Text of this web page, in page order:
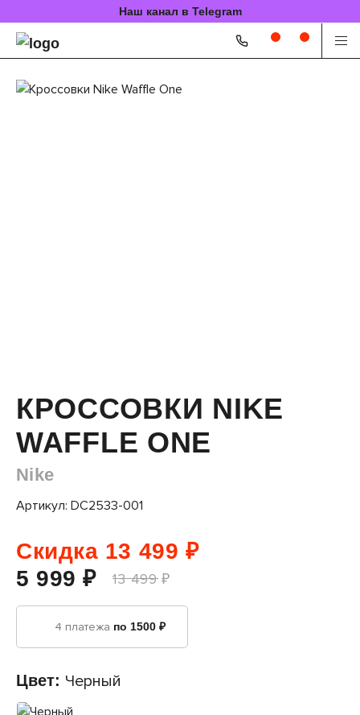
Наш канал в Telegram
КРОССОВКИ NIKE
WAFFLE ONE
Nike
Артикул: DC2533-001
Скидка 13 499 ₽
5 999 ₽
13 499 ₽
4 платежа по 1500 ₽
Цвет: Черный